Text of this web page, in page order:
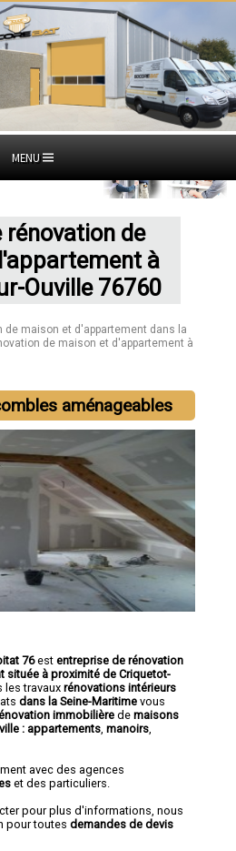
MENU
rénovation de
à
Ouville 76760
de maison et d'appartement dans la
de maison et d'appartement à
aménageables
76est entreprise de rénovation
située à proximité de Criquetot-
les travaux rénovations intérieurs
dans la Seine-Maritime vous
immobilièrede maisons
: appartements manoirs
avec des agences
et des particuliers.
pour plus d'informations, nous
pour toutes demandes de devis